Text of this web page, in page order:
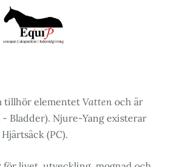
tillhör elementetVatten och är
- Bladder). Njure-Yang existerar
(PC).